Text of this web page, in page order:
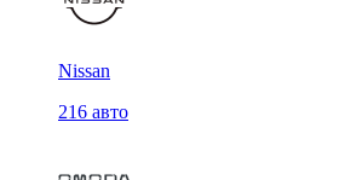
Nissan
216 авто